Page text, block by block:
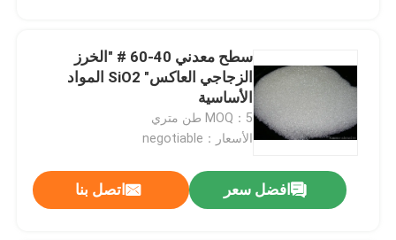
سطح معدني 40-60 # "الخرز
الزجاجي العاكس" SiO2 المواد
الأساسية
MOQ：5 طن متري
الأسعار：negotiable
افضل سعر اتصل بنا